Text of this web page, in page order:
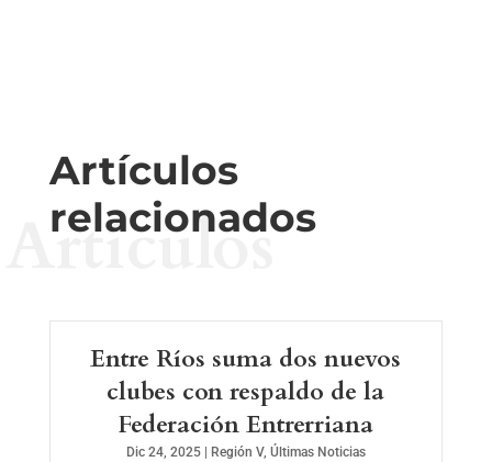
Artículos
relacionados
Artículos
Entre Ríos suma dos nuevos
clubes con respaldo de la
Federación Entrerriana
Dic 24, 2025| Región V, Últimas Noticias